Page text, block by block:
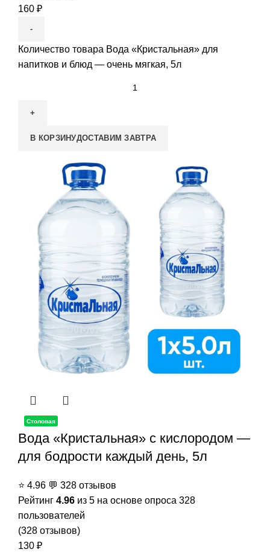
160 ₽
Количество товара Вода «Кристальная» для
напитков и блюд — очень мягкая, 5л
В КОРЗИНУДОСТАВИМ ЗАВТРА
Столовая
Вода «Кристальная» с кислородом —
для бодрости каждый день, 5л
⭐ 4.96 💬 328 отзывов
Рейтинг 4.96 из 5 на основе опроса 328
пользователей
(328 отзывов)
130 ₽